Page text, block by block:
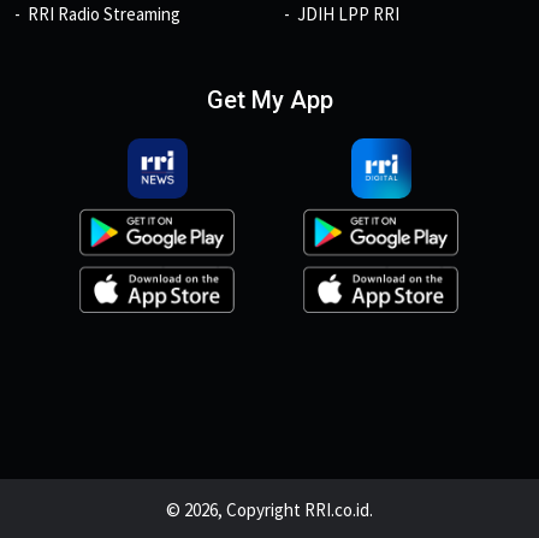
RRI Radio Streaming
JDIH LPP RRI
Get My App
© 2026, Copyright RRI.co.id.